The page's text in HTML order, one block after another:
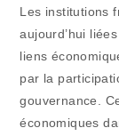
Les institutions
aujourd’hui
liens
par la
gouvernance.
économiques